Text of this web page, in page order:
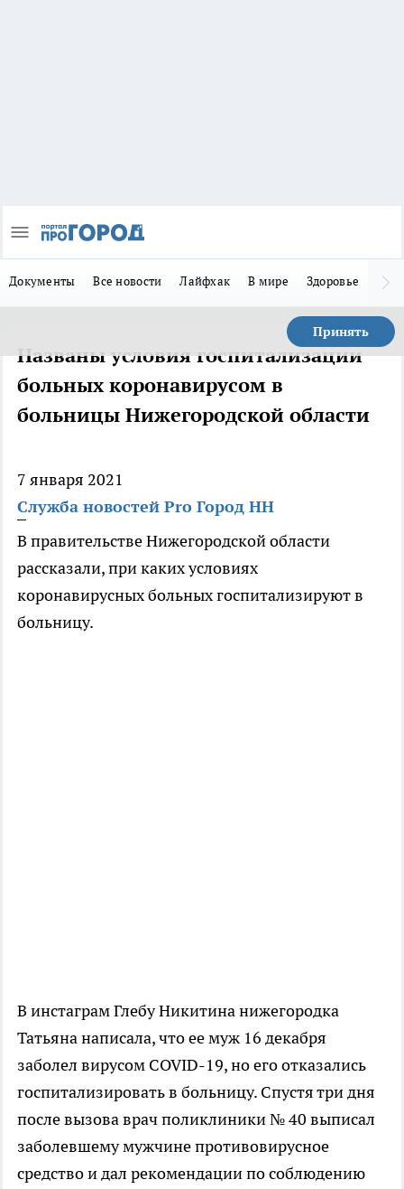
Документы Все новости Лайфхак В мире Здоровье
Принять
Названы условия госпитализации
больных коронавирусом в
больницы Нижегородской области
7 января 2021
Служба новостей Pro Город НН
В правительстве Нижегородской области
рассказали, при каких условиях
коронавирусных больных госпитализируют в
больницу.
В инстаграм Глебу Никитина нижегородка
Татьяна написала, что ее муж 16 декабря
заболел вирусом COVID-19, но его отказались
госпитализировать в больницу. Спустя три дня
после вызова врач поликлиники № 40 выписал
заболевшему мужчине противовирусное
средство и дал рекомендации по соблюдению